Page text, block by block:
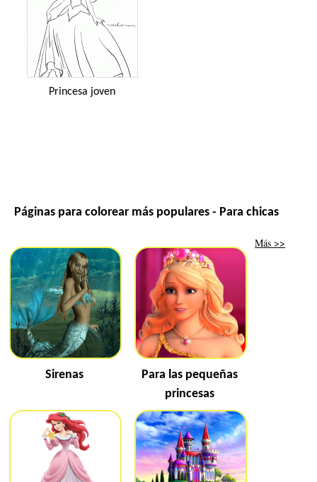
Princesa joven
Páginas para colorear más populares - Para chicas
Sirenas
Para las pequeñas
princesas
Más >>